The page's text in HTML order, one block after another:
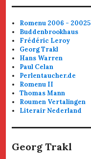
Romenu 2006 - 20025
Buddenbrookhaus
Frédéric Leroy
Georg Trakl
Hans Warren
Paul Celan
Perlentaucher.de
Romenu II
Thomas Mann
Roumen Vertalingen
Literair Nederland
Georg Trakl